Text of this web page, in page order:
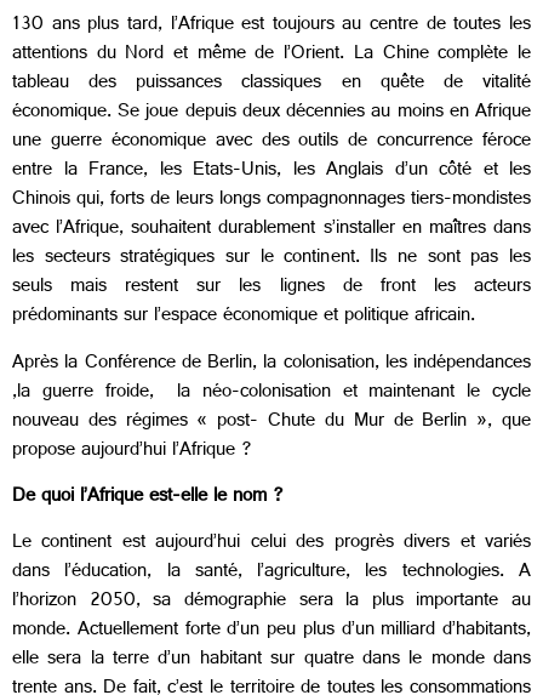
130 ans plus tard, l’Afrique est toujours au centre de toutes les
attentions du Nord et même de l’Orient. La Chine complète le
tableau des puissances classiques en quête de vitalité
économique. Se joue depuis deux décennies au moins en Afrique
une guerre économique avec des outils de concurrence féroce
entre la France, les Etats-Unis, les Anglais d’un côté et les
Chinois qui, forts de leurs longs compagnonnages tiers-mondistes
avec l’Afrique, souhaitent durablement s’installer en maîtres dans
les secteurs stratégiques sur le continent. Ils ne sont pas les
seuls mais restent sur les lignes de front les acteurs
prédominants sur l’espace économique et politique africain.
Après la Conférence de Berlin, la colonisation, les indépendances
,la guerre froide, la néo-colonisation et maintenant le cycle
nouveau des régimes « post- Chute du Mur de Berlin », que
propose aujourd’hui l’Afrique ?
De quoi l’Afrique est-elle le nom ?
Le continent est aujourd’hui celui des progrès divers et variés
dans l’éducation, la santé, l’agriculture, les technologies. A
l’horizon 2050, sa démographie sera la plus importante au
monde. Actuellement forte d’un peu plus d’un milliard d’habitants,
elle sera la terre d’un habitant sur quatre dans le monde dans